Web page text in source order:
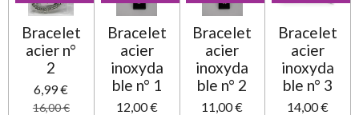
Bracelet
acier n°
2
6,99 €
16,00 €
Bracelet
acier
inoxyda
ble n° 1
12,00 €
Bracelet
acier
inoxyda
ble n° 2
11,00 €
Bracelet
acier
inoxyda
ble n° 3
14,00 €